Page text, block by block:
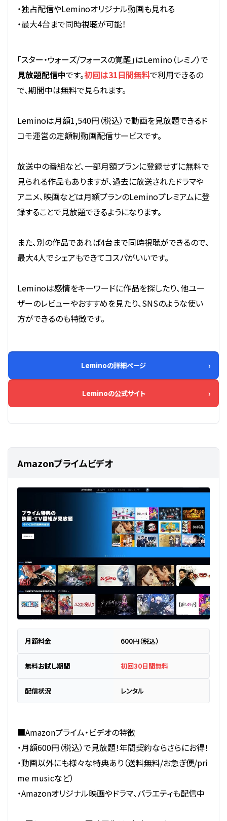
・独占配信やLeminoオリジナル動画も見れる
・最大4台まで同時視聴が可能！
「スター・ウォーズ/フォースの覚醒」はLemino（レミノ）で
見放題配信中です。初回は31日間無料で利用できるの
で、期間中は無料で見られます。
Leminoは月額1,540円（税込）で動画を見放題できるド
コモ運営の定額制動画配信サービスです。
放送中の番組など、一部月額プランに登録せずに無料で
見られる作品もありますが、過去に放送されたドラマや
アニメ、映画などは月額プランのLeminoプレミアムに登
録することで見放題できるようになります。
また、別の作品であれば4台まで同時視聴ができるので、
最大4人でシェアもできてコスパがいいです。
Leminoは感情をキーワードに作品を探したり、他ユー
ザーのレビューやおすすめを見たり、SNSのような使い
方ができるのも特徴です。
Leminoの詳細ページ
Leminoの公式サイト
Amazonプライムビデオ
月額料金 600円（税込）
無料お試し期間 初回30日間無料
配信状況 レンタル
■Amazonプライム・ビデオの特徴
・月額600円（税込）で見放題！年間契約ならさらにお得！
・動画以外にも様々な特典あり（送料無料/お急ぎ便/pri
me musicなど）
・Amazonオリジナル映画やドラマ、バラエティも配信中